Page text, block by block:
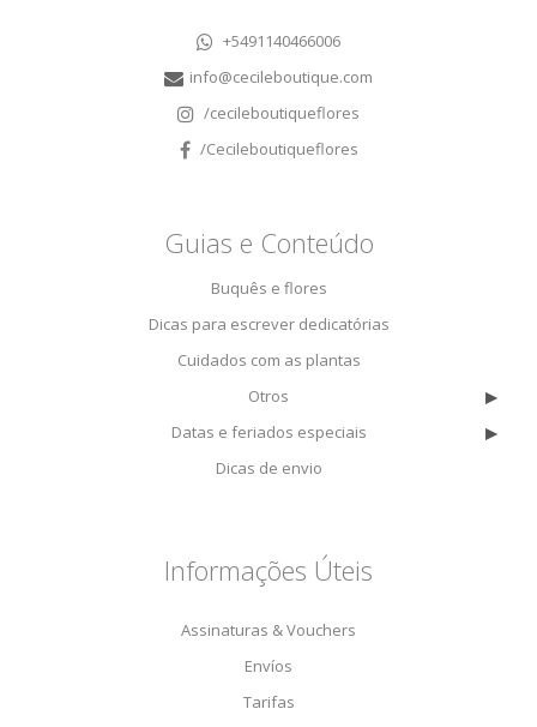
+5491140466006
info@cecileboutique.com
/cecileboutiqueflores
/Cecileboutiqueflores
Guias e Conteúdo
Buquês e flores
Dicas para escrever dedicatórias
Cuidados com as plantas
Otros
▸
Datas e feriados especiais ▸
Dicas de envio
Informações Úteis
Assinaturas & Vouchers
Envíos
Tarifas